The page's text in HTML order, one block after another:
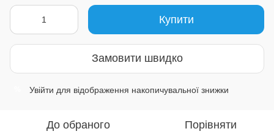
Купити
Замовити швидко
Увійти для відображення накопичувальної знижки
До обраного Порівняти